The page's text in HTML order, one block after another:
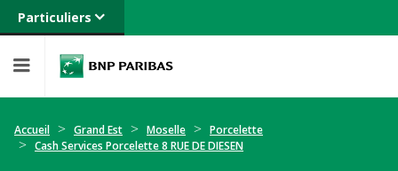
Particuliers
Banque privée
Entreprises
Accueil Grand Est Moselle
Porcelette
Cash Services Porcelette 8 RUE DE DIESEN